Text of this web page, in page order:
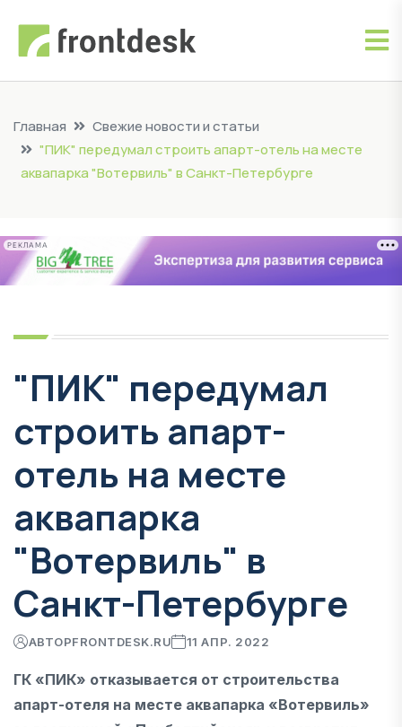
Главная
Свежие новости и статьи
"ПИК" передумал строить апарт-отель на месте
аквапарка "Вотервиль" в Санкт-Петербурге
РЕКЛАМА
"ПИК" передумал
строить апарт-
отель на месте
аквапарка
"Вотервиль" в
Санкт-Петербурге
АВТОРFRONTDESK.RU 11 АПР. 2022
ГК «ПИК» отказывается от строительства
апарт-отеля на месте аквапарка «Вотервиль»